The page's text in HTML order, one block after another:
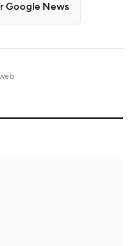
Google News